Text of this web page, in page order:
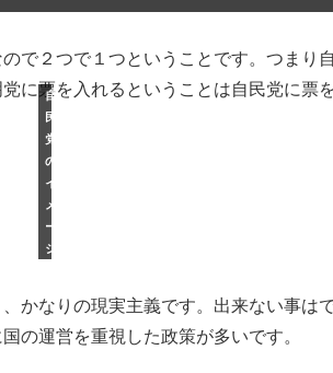
で２つで１つということです。つまり
に票を入れるということは自民党に票
自
民
党
の
イ
メ
ー
ジ
かなりの現実主義です。出来ない事は
の運営を重視した政策が多いです。